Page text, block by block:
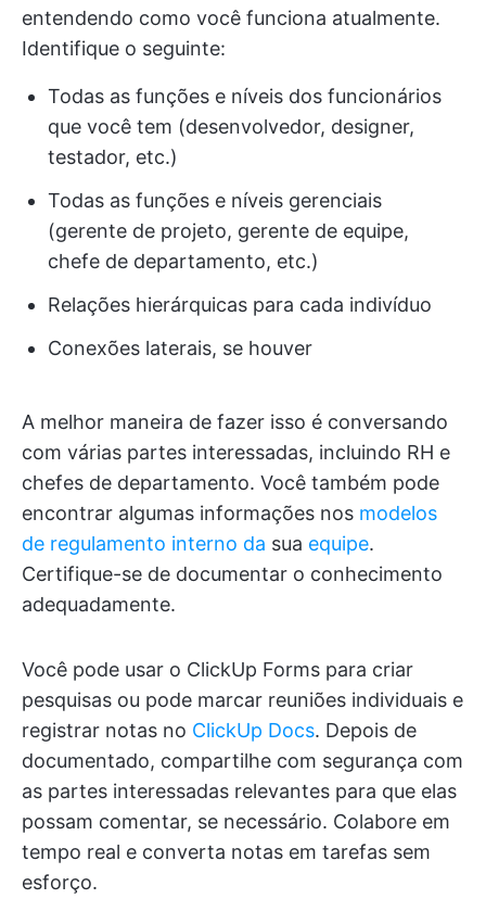
entendendo como você funciona atualmente.
Identifique o seguinte:
Todas as funções e níveis dos funcionários
que você tem (desenvolvedor, designer,
testador, etc.)
Todas as funções e níveis gerenciais
(gerente de projeto, gerente de equipe,
chefe de departamento, etc.)
Relações hierárquicas para cada indivíduo
Conexões laterais, se houver
A melhor maneira de fazer isso é conversando
com várias partes interessadas, incluindo RH e
chefes de departamento. Você também pode
encontrar algumas informações nos modelos
de regulamento interno da sua equipe.
Certifique-se de documentar o conhecimento
adequadamente.
Você pode usar o ClickUp Forms para criar
pesquisas ou pode marcar reuniões individuais e
registrar notas no ClickUp Docs. Depois de
documentado, compartilhe com segurança com
as partes interessadas relevantes para que elas
possam comentar, se necessário. Colabore em
tempo real e converta notas em tarefas sem
esforço.